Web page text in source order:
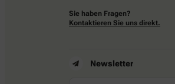
Sie haben Fragen?
Kontaktieren Sie uns direkt.
Newsletter